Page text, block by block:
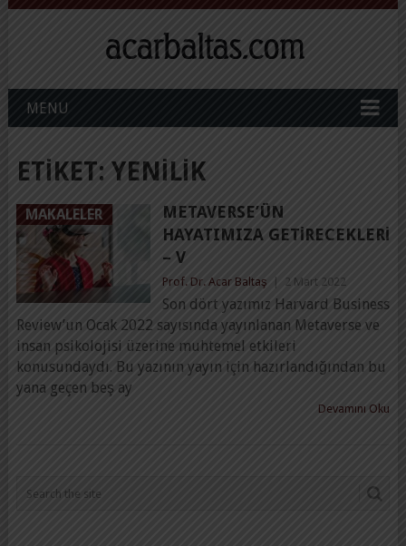
MENU
ETIKET: YENILIK
MAKALELER
METAVERSE’ÜN
HAYATIMIZA GETIRECEKLERI
– V
Prof. Dr. Acar Baltaş 2 Mart 2022
Son dört yazımız Harvard Business
Review’un Ocak 2022 sayısında yayınlanan Metaverse ve
insan psikolojisi üzerine muhtemel etkileri
konusundaydı. Bu yazının yayın için hazırlandığından bu
yana geçen beş ay
Devamını Oku